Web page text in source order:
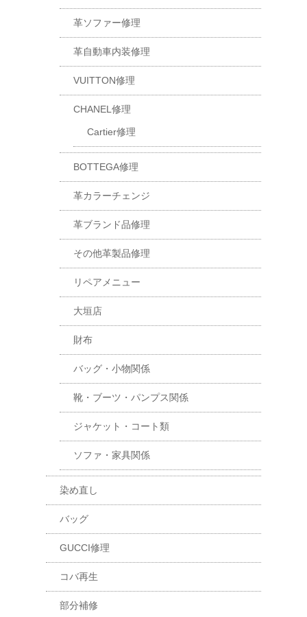
革ソファー修理
革自動車内装修理
VUITTON修理
CHANEL修理
Cartier修理
BOTTEGA修理
革カラーチェンジ
革ブランド品修理
その他革製品修理
リペアメニュー
大垣店
財布
バッグ・小物関係
靴・ブーツ・パンプス関係
ジャケット・コート類
ソファ・家具関係
染め直し
バッグ
GUCCI修理
コバ再生
部分補修